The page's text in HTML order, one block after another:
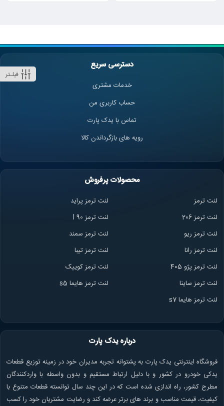
فیلـتر
دسترسی سریع
خدمات مشتری
حساب کاربری من
تماس با یدک پارت
رویه های بازگرداندن کالا
محصولات پرفروش
لنت ترمز
لنت ترمز پراید
لنت ترمز 206
لنت ترمز l 90
لنت ترمز ریو
لنت ترمز سمند
لنت ترمز رانا
لنت ترمز تیبا
لنت ترمز پژو 405
لنت ترمز کوییک
لنت ترمز ساینا
لنت ترمز هایما s5
لنت ترمز هایما s7
درباره یدک پارت
فروشگاه اینترنتی یدک پارت به پشتوانه تجربه مدیران خود در زمینه توزیع قطعات
یدکی خودرو در کشور و با دلیل ارتباط مستقیم و بدون واسطه با واردکنندگان
مطرح کشور، راه اندازی شده است که در این چند سال توانسته قطعات متنوع با
کیفیت، قیمت مناسب و برند های برتر عرضه کند و رضایت مشتریان خود را کسب